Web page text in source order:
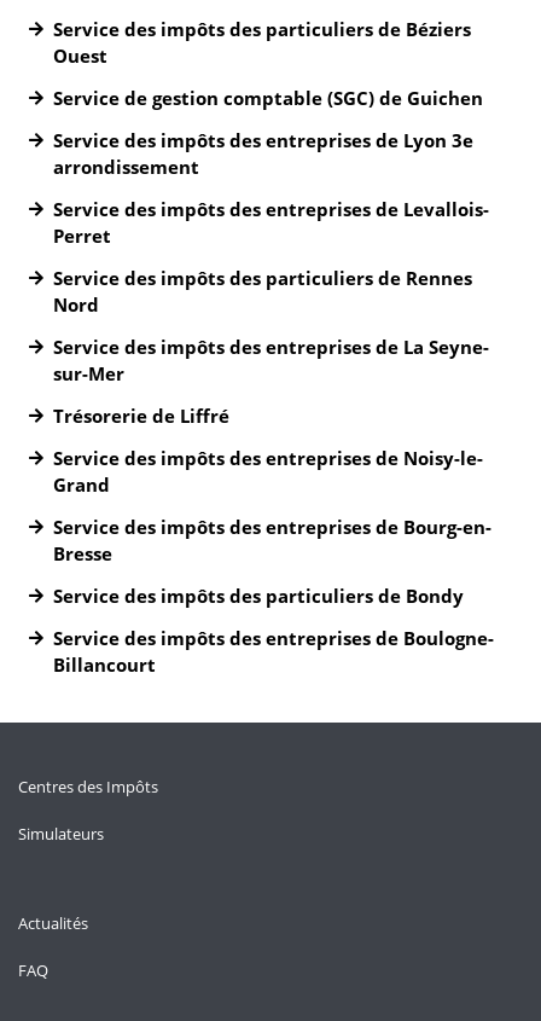
Service des impôts des particuliers de Béziers
Ouest
Service de gestion comptable (SGC) de Guichen
Service des impôts des entreprises de Lyon 3e
arrondissement
Service des impôts des entreprises de Levallois-
Perret
Service des impôts des particuliers de Rennes
Nord
Service des impôts des entreprises de La Seyne-
sur-Mer
Trésorerie de Liffré
Service des impôts des entreprises de Noisy-le-
Grand
Service des impôts des entreprises de Bourg-en-
Bresse
Service des impôts des particuliers de Bondy
Service des impôts des entreprises de Boulogne-
Billancourt
Centres des Impôts
Simulateurs
Actualités
FAQ